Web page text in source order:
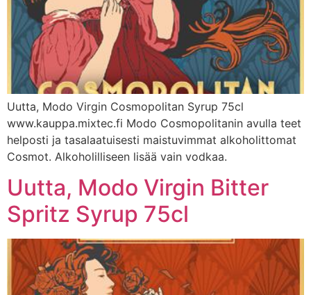
Uutta, Modo Virgin Cosmopolitan Syrup 75cl
www.kauppa.mixtec.fi Modo Cosmopolitanin avulla teet
helposti ja tasalaatuisesti maistuvimmat alkoholittomat
Cosmot. Alkoholilliseen lisää vain vodkaa.
Uutta, Modo Virgin Bitter
Spritz Syrup 75cl